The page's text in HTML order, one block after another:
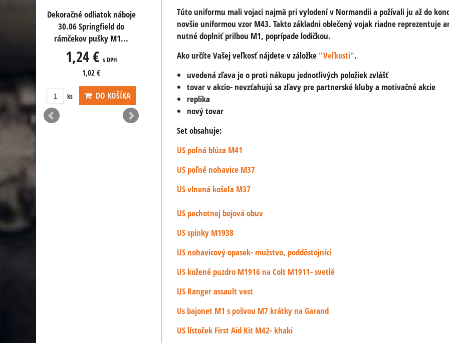
Túto uniformu mali vojaci najmä pri vylodení v Normandii a požívali ju až do
novšie uniformou vzor M43. Takto základni oblečený vojak riadne reprezentuje
nutné doplniť prilbou M1, poprípade lodičkou.
Ako určíte Vašej veľkosť nájdete v záložke "Veľkosti".
uvedená zľava je o proti nákupu jednotlivých položiek zvlášť
tovar v akcio- nevzťahujú sa zľavy pre partnerské kluby a motivačné akcie
replika
nový tovar
Set obsahuje:
US poľná blúza M41
US poľné nohavice M37
US vlnená košeľa M37
US pechotnej bojová obuv
US spinky M1938
US nohavicový opasek- mužstvo, poddôstojníci
US kožené puzdro M1916 na Colt M1911- svetlé
US Ranger assault vest
Us bajonet M1 s pošvou M7 krátky na Garand
US lístoček First Aid Kit M42- khaki
Benzínový zapaľovač v
rovnakom dizajne ako
používali americkí vojaci.
3,20 € s DPH
2,64 €
ks DO KOŠÍKA
Dekoračné odliatok náboja
.45 ACP do pištolí a
samopalov.
0,79 €s DPH
0,65 €
Dekoračné odliatok náboje
30.06 Springfield do
rámčekov pušky M1...
1,24 €s DPH
1,02 €
DO KOŠÍKA
Benzínový zapaľovač v
rovnakom dizajne ako